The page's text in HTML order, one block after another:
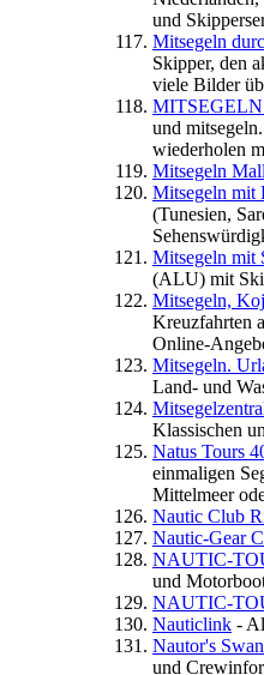
und
Mitsegeln
Skipper, den
viele Bilder
MITSEGELN
und
wiederholen
Mitsegeln
Mitsegeln mit
(Tunesien,
Mitsegeln mit
(ALU) mit
Mitsegeln,
Kreuzfahrten
Online-
Mitsegeln.
Land- und
Klassischen
Natus Tours
einmaligen
Mittelmeer
Nautic Club
Nautic-Gear
NAUTIC-
und
NAUTIC-
Nauticlink -
Nautor's
und